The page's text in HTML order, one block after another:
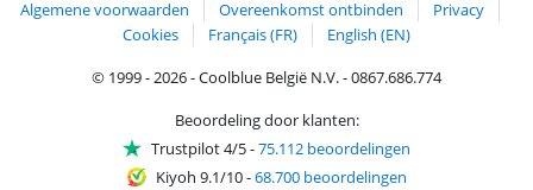
Algemene voorwaarden Overeenkomst ontbinden
Privacy
Cookies
Français (FR)
English (EN)
© 1999 - 2026 - Coolblue België N.V. - 0867.686.774
Beoordeling door klanten:
Trustpilot 4/5-75.112 beoordelingen
Kiyoh 9.1/10-68.700 beoordelingen